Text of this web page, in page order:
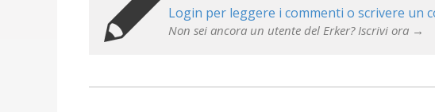
Login per leggere i commenti o scrivere un
Non sei ancora un utente del Erker? Iscrivi ora →